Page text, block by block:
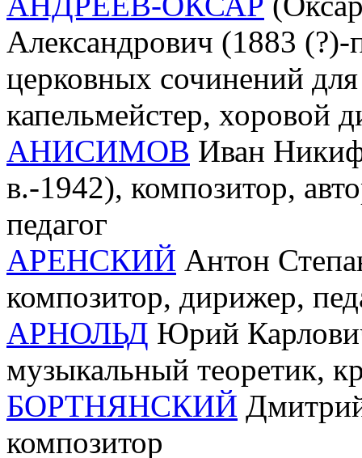
Александрович (1883 (?)-
церковных сочинений
капельмейстер, хоровой
АНИСИМОВ Иван
в.-1942), композитор,
педагог
АРЕНСКИЙ Антон
композитор, дирижер,
АРНОЛЬД Юрий
музыкальный теоретик,
БОРТНЯНСКИЙ
композитор